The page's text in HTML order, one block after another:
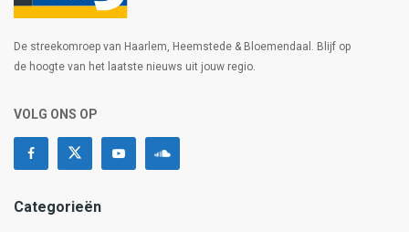
De streekomroep van Haarlem, Heemstede & Bloemendaal. Blijf op
de hoogte van het laatste nieuws uit jouw regio.
VOLG ONS OP
Categorieën